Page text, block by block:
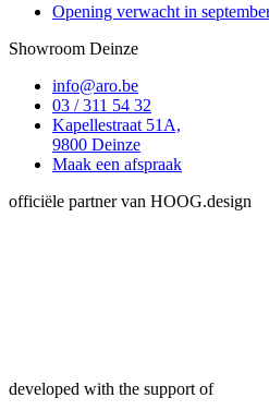
Opening verwacht in
Showroom Deinze
info@aro.be
03 / 311 54 32
Kapellestraat 51A,
9800 Deinze
Maak een afspraak
officiële partner van HOOG.design
developed with the support of